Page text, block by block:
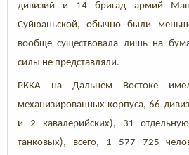
дивизий и 14 бригад армий
Суйюаньской, обычно были
вообще существовала лишь на
силы не представляли.
РККА на Дальнем Востоке
механизированных корпуса, 66
и 2 кавалерийских), 31
танковых), всего, 1 577 725